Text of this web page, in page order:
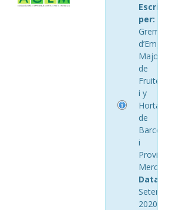
Escrit
per:
Gremi
d’Empresaris
Majoristes
de
Fruites
i y
Hortalisses
de
Barcelona
i
Provincia
Mercabarna
Data:
Setembre
2020